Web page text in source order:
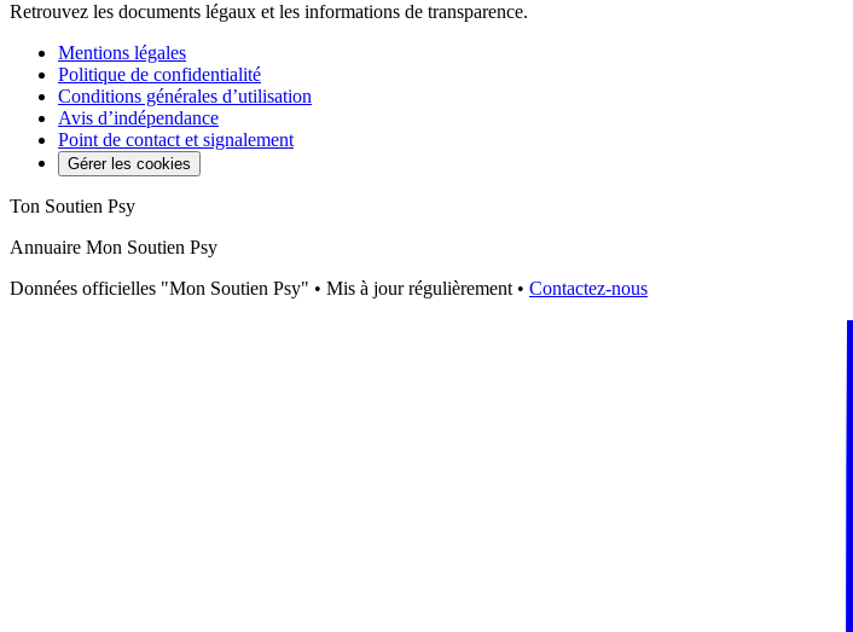
Retrouvez les documents légaux et les informations de transparence.
Mentions légales
Politique de confidentialité
Conditions générales d’utilisation
Avis d’indépendance
Point de contact et signalement
Gérer les cookies
Ton Soutien Psy
Annuaire Mon Soutien Psy
Données officielles "Mon Soutien Psy" • Mis à jour régulièrement • Contactez-nous